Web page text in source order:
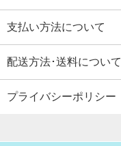
支払い方法について
配送方法･送料について
プライバシーポリシー